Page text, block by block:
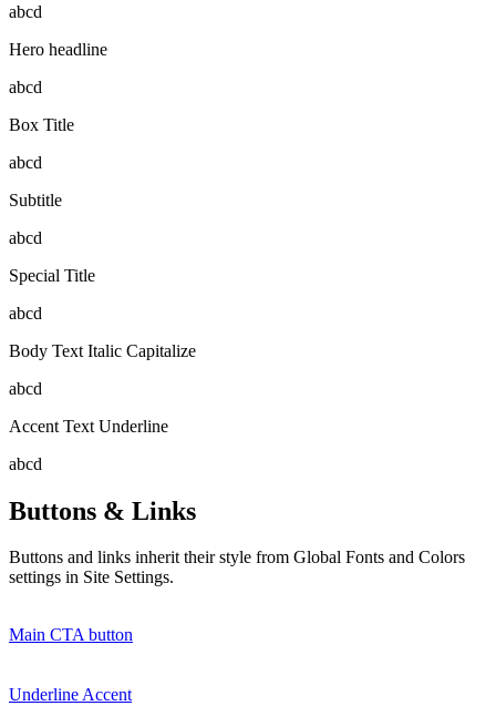
abcd
Hero headline
abcd
Box Title
abcd
Subtitle
abcd
Special Title
abcd
Body Text Italic Capitalize
abcd
Accent Text Underline
abcd
Buttons & Links
Buttons and links inherit their style from Global Fonts and Colors
settings in Site Settings.
Main CTA button
Underline Accent